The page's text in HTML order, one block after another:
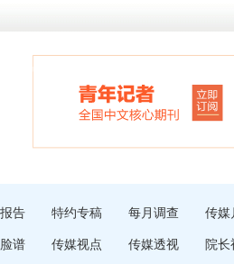
告 特约专稿 每月调查 传媒
谱 传媒视点 传媒透视 院长